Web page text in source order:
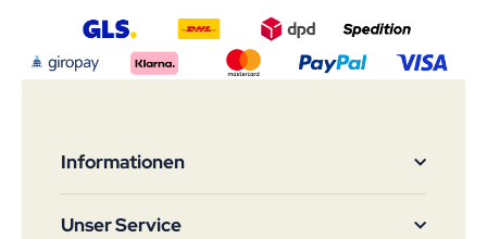
Informationen
Unser Service